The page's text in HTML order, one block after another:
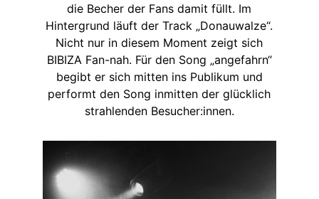
die Becher der Fans damit füllt. Im
Hintergrund läuft der Track „Donauwalze“.
Nicht nur in diesem Moment zeigt sich
BIBIZA Fan-nah. Für den Song „angefahrn“
begibt er sich mitten ins Publikum und
performt den Song inmitten der glücklich
strahlenden Besucher:innen.